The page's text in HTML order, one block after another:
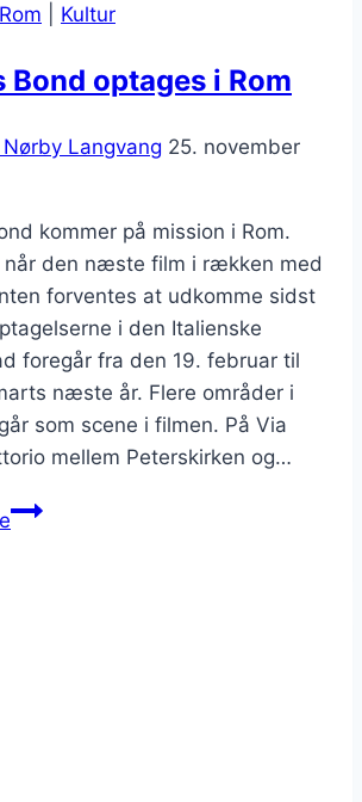
Kultur
Bond optages i Rom
Langvang 25. november
kommer på mission i Rom.
når den næste film i rækken med
forventes at udkomme sidst
i den Italienske
foregår fra den 19. februar til
næste år. Flere områder i
som scene i filmen. På Via
mellem Peterskirken og…
James